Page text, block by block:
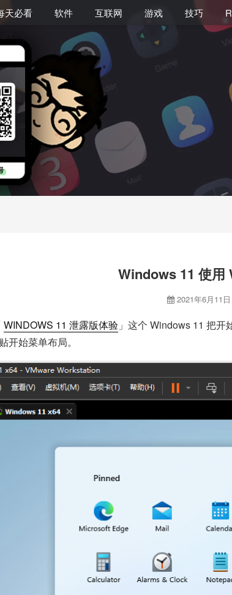
天必看 软件 互联网 游戏 技巧
Windows 11 使用
2021年6月11
WINDOWS 11 泄露版体验 」这个 Windows 11 把
开始菜单布局。